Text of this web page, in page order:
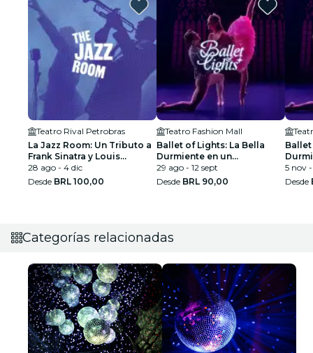
Teatro Rival Petrobras
La Jazz Room: Un Tributo a
Frank Sinatra y Louis
Armstrong
28 ago - 4 dic
Desde BRL 100,00
Teatro Fashion Mall
Ballet of Lights: La Bella
Durmiente en un
espectáculo deslumbrante
29 ago - 12 sept
Desde BRL 90,00
Ballet
5 nov
Desde
Categorías relacionadas